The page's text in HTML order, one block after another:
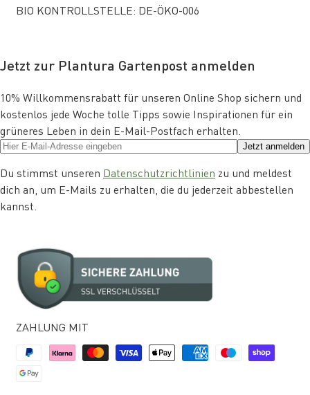
BIO KONTROLLSTELLE: DE-ÖKO-006
Jetzt zur Plantura Gartenpost anmelden
10% Willkommensrabatt für unseren Online Shop sichern und
kostenlos jede Woche tolle Tipps sowie Inspirationen für ein
grüneres Leben in dein E-Mail-Postfach erhalten.
Jetzt anmelden
Du stimmst unseren Datenschutzrichtlinien zu und meldest
dich an, um E-Mails zu erhalten, die du jederzeit abbestellen
kannst.
ZAHLUNG MIT